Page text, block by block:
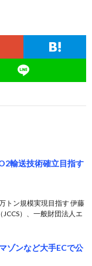
輸送技術確立目指す
トン規模実現目指す 伊藤
）、一般財団法人エ
ゾンなど大手ECで公